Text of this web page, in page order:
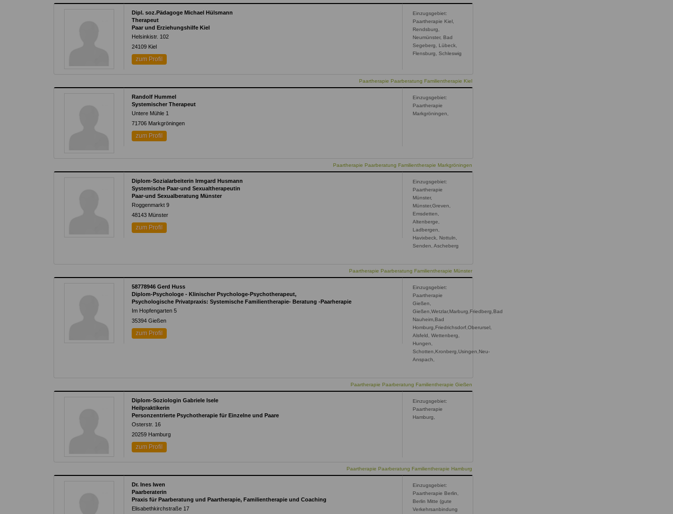
Dipl. soz.Pädagoge Michael Hülsmann
Therapeut
Paar und Erziehungshilfe Kiel
Helsinkistr. 102
24109 Kiel
zum Profil
Einzugsgebiet:
Paartherapie Kiel,
Rendsburg,
Neumünster, Bad
Segeberg, Lübeck,
Flensburg, Schleswig
Paartherapie Paarberatung Familientherapie Kiel
Randolf Hummel
Systemischer Therapeut
Untere Mühle 1
71706 Markgröningen
zum Profil
Einzugsgebiet:
Paartherapie
Markgröningen,
Paartherapie Paarberatung Familientherapie Markgröningen
Diplom-Sozialarbeiterin Irmgard Husmann
Systemische Paar-und Sexualtherapeutin
Paar-und Sexualberatung Münster
Roggenmarkt 9
48143 Münster
zum Profil
Einzugsgebiet:
Paartherapie
Münster,
Münster,Greven,
Emsdetten,
Altenberge,
Ladbergen,
Havixbeck, Nottuln,
Senden, Ascheberg
Paartherapie Paarberatung Familientherapie Münster
58778946 Gerd Huss
Diplom-Psychologe - Klinischer Psychologe-Psychotherapeut,
Psychologische Privatpraxis: Systemische Familientherapie- Beratung -Paarherapie
Im Hopfengarten 5
35394 Gießen
zum Profil
Einzugsgebiet:
Paartherapie
Gießen,
Gießen,Wetzlar,Marburg,Friedberg,Bad
Nauheim,Bad
Homburg,Friedrichsdorf,Oberursel,
Alsfeld, Wettenberg,
Hungen,
Schotten,Kronberg,Usingen,Neu-
Anspach,
Paartherapie Paarberatung Familientherapie Gießen
Diplom-Soziologin Gabriele Isele
Heilpraktikerin
Personzentrierte Psychotherapie für Einzelne und Paare
Osterstr. 16
20259 Hamburg
zum Profil
Einzugsgebiet:
Paartherapie
Hamburg,
Paartherapie Paarberatung Familientherapie Hamburg
Dr. Ines Iwen
Paarberaterin
Praxis für Paarberatung und Paartherapie, Familientherapie und Coaching
Elisabethkirchstraße 17
Einzugsgebiet:
Paartherapie Berlin,
Berlin Mitte (gute
Verkehrsanbindung